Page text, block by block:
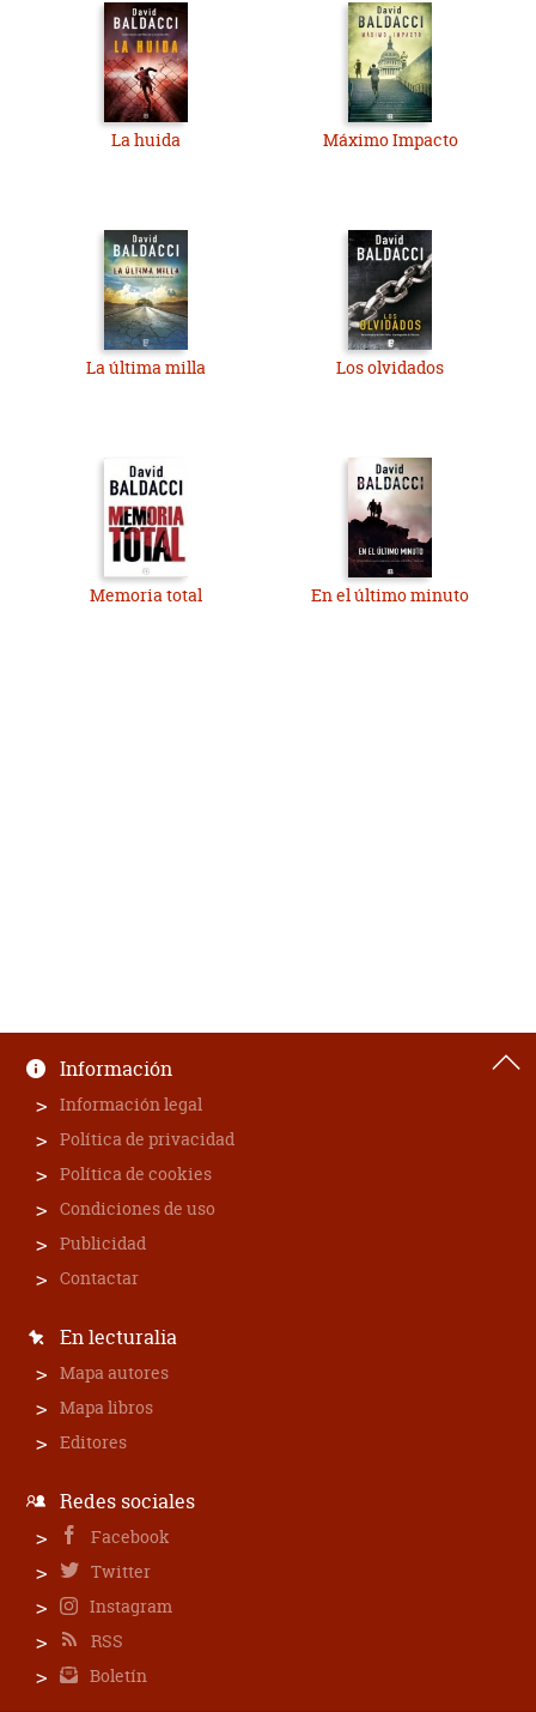
La huida Máximo Impacto
La última milla Los olvidados
Memoria total En el último minuto
Información
Información legal
Política de privacidad
Política de cookies
Condiciones de uso
Publicidad
Contactar
En lecturalia
Mapa autores
Mapa libros
Editores
Redes sociales
Facebook
Twitter
Instagram
RSS
Boletín